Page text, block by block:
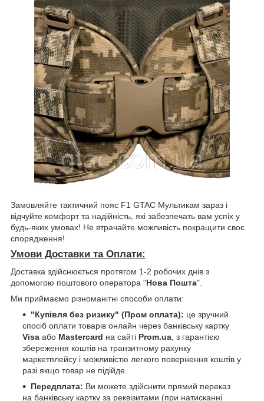
Замовляйте тактичний пояс F1 GTAC Мультикам зараз і
відчуйте комфорт та надійність, які забезпечать вам успіх у
будь-яких умовах! Не втрачайте можливість покращити своє
спорядження!
Умови Доставки та Оплати:
Доставка здійснюється протягом 1-2 робочих днів з
допомогою поштового оператора "Нова Пошта".
Ми приймаємо різноманітні способи оплати:
"Купівля без ризику" (Пром оплата): це зручний
спосіб оплати товарів онлайн через банківську картку
Visa або Mastercard на сайті Prom.ua, з гарантією
збереження коштів на транзитному рахунку
маркетплейсу і можливістю легкого повернення коштів у
разі якщо товар не підійде.
Передплата: Ви можете здійснити прямий переказ
на банківську картку за реквізитами (при натисканні